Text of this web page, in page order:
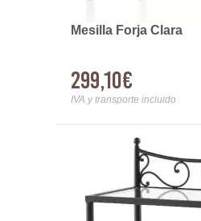
Mesilla Forja Clara
299,10€
IVA y transporte incluido